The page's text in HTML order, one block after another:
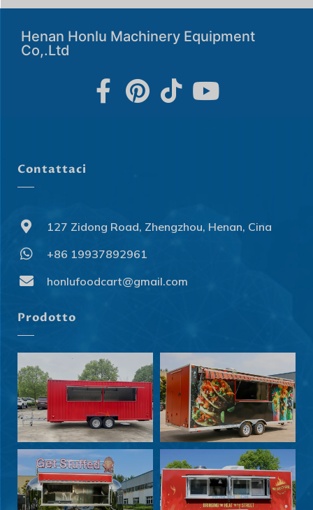
Henan Honlu Machinery Equipment
Co,.Ltd
Contattaci
127 Zidong Road, Zhengzhou, Henan, Cina
+86 19937892961
honlufoodcart@gmail.com
Prodotto
Svenska